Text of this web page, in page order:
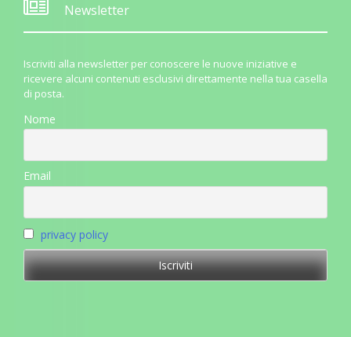
Newsletter
Iscriviti alla newsletter per conoscere le nuove iniziative e
ricevere alcuni contenuti esclusivi direttamente nella tua casella
di posta.
Nome
Email
privacy policy